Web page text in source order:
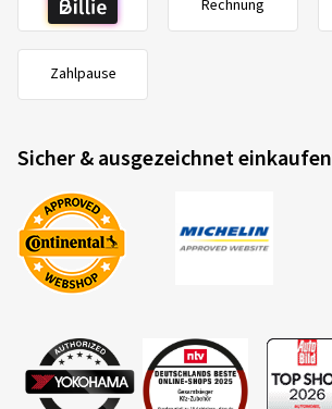
Rechnung
Zahlpause
Sicher & ausgezeichnet einkaufen